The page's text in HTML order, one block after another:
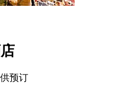
预订